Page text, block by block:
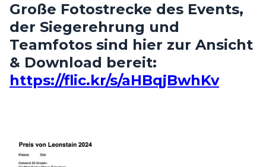
Große Fotostrecke des Events,
der Siegerehrung und
Teamfotos sind hier zur Ansicht
& Download bereit:
https://flic.kr/s/aHBqjBwhKv